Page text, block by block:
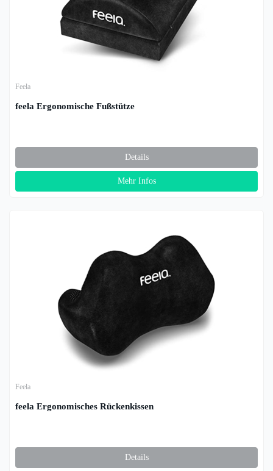
Feela
feela Ergonomische Fußstütze
Details
Mehr Infos
Feela
feela Ergonomisches Rückenkissen
Details